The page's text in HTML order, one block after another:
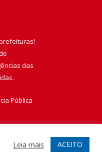
!
das
Pública
Leia mais ACEITO